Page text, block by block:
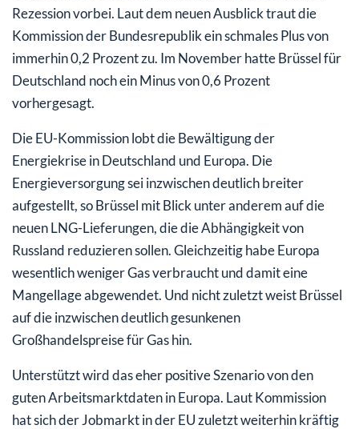
Rezession vorbei. Laut dem neuen Ausblick traut die
Kommission der Bundesrepublik ein schmales Plus von
immerhin 0,2 Prozent zu. Im November hatte Brüssel für
Deutschland noch ein Minus von 0,6 Prozent
vorhergesagt.
Die EU-Kommission lobt die Bewältigung der
Energiekrise in Deutschland und Europa. Die
Energieversorgung sei inzwischen deutlich breiter
aufgestellt, so Brüssel mit Blick unter anderem auf die
neuen LNG-Lieferungen, die die Abhängigkeit von
Russland reduzieren sollen. Gleichzeitig habe Europa
wesentlich weniger Gas verbraucht und damit eine
Mangellage abgewendet. Und nicht zuletzt weist Brüssel
auf die inzwischen deutlich gesunkenen
Großhandelspreise für Gas hin.
Unterstützt wird das eher positive Szenario von den
guten Arbeitsmarktdaten in Europa. Laut Kommission
hat sich der Jobmarkt in der EU zuletzt weiterhin kräftig